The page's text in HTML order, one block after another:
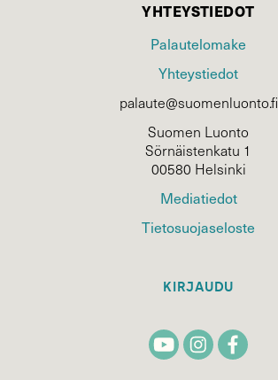
YHTEYSTIEDOT
Palautelomake
Yhteystiedot
palaute@suomenluonto.fi
Suomen Luonto
Sörnäistenkatu 1
00580 Helsinki
Mediatiedot
Tietosuojaseloste
KIRJAUDU